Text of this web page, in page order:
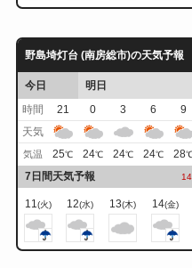
野島埼灯台 (南房総市)の天気予報
今日 明日
時間
21 0 3 6 9
天気
気温 25℃ 24℃ 24℃ 24℃ 28
7日間天気予報
11(火) 12(水) 13(木) 14(金)